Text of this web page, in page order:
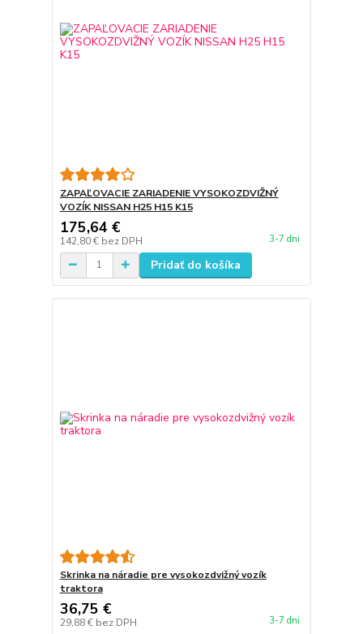
ZAPAĽOVACIE ZARIADENIE VYSOKOZDVIŽNÝ
VOZÍK NISSAN H25 H15 K15
175,64 €
142,80 € bez DPH 3-7 dni
Pridať do košíka
Skrinka na náradie pre vysokozdvižný vozík
traktora
36,75 €
29,88 € bez DPH 3-7 dni